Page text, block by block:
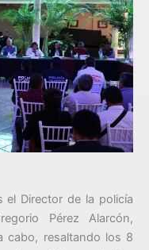
el Director de la policía
Pérez Alarcón,
cabo, resaltando los 8